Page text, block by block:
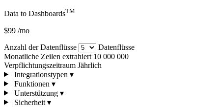
Data to DashboardsTM
$99 /mo
Anzahl der Datenflüsse
Datenflüsse
Monatliche Zeilen extrahiert 10 000 000
Verpflichtungszeitraum Jährlich
Integrationstypen ▾
Funktionen ▾
Unterstützung ▾
Sicherheit ▾